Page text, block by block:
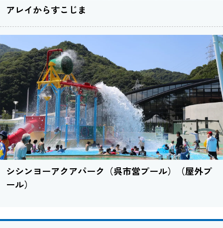
アレイからすこじま
シシンヨーアクアパーク（呉市営プール）（屋外プ
ール）